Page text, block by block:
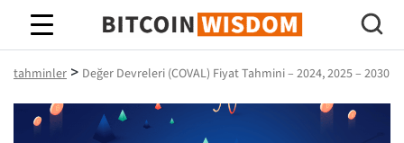
Bitcoin Bilgeliği
tahminler > Değer Devreleri (COVAL) Fiyat Tahmini – 2024, 2025 – 2030